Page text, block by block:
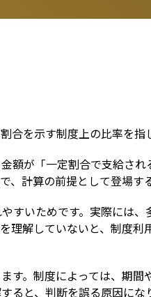
を示す制度上の比率を指
額が「一定割合で支給され
計算の前提として登場す
すいためです。実際には、
理解していないと、制度利
す。制度によっては、期間
ると、判断を誤る原因にな